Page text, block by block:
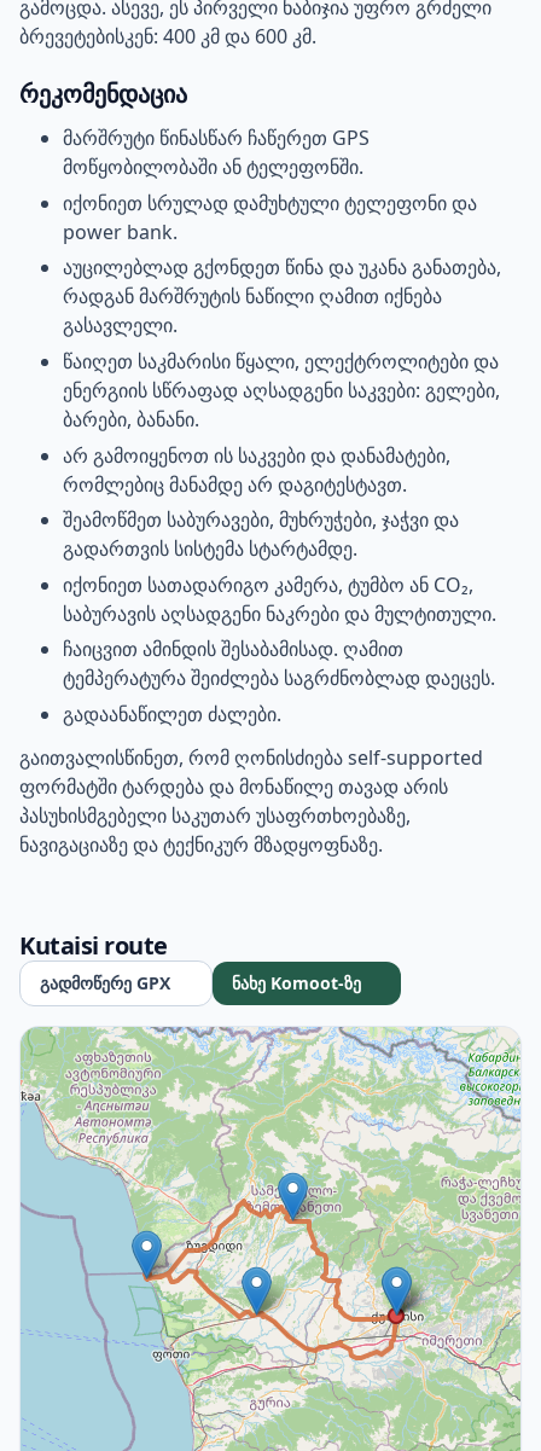
გამოცდა. ასევე, ეს პირველი ნაბიჯია უფრო გრძელი
ბრევეტებისკენ: 400 კმ და 600 კმ.
რეკომენდაცია
მარშრუტი წინასწარ ჩაწერეთ GPS
მოწყობილობაში ან ტელეფონში.
იქონიეთ სრულად დამუხტული ტელეფონი და
power bank.
აუცილებლად გქონდეთ წინა და უკანა განათება,
რადგან მარშრუტის ნაწილი ღამით იქნება
გასავლელი.
წაიღეთ საკმარისი წყალი, ელექტროლიტები და
ენერგიის სწრაფად აღსადგენი საკვები: გელები,
ბარები, ბანანი.
არ გამოიყენოთ ის საკვები და დანამატები,
რომლებიც მანამდე არ დაგიტესტავთ.
შეამოწმეთ საბურავები, მუხრუჭები, ჯაჭვი და
გადართვის სისტემა სტარტამდე.
იქონიეთ სათადარიგო კამერა, ტუმბო ან CO₂,
საბურავის აღსადგენი ნაკრები და მულტითული.
ჩაიცვით ამინდის შესაბამისად. ღამით
ტემპერატურა შეიძლება საგრძნობლად დაეცეს.
გადაანაწილეთ ძალები.
გაითვალისწინეთ, რომ ღონისძიება self-supported
ფორმატში ტარდება და მონაწილე თავად არის
პასუხისმგებელი საკუთარ უსაფრთხოებაზე,
ნავიგაციაზე და ტექნიკურ მზადყოფნაზე.
Kutaisi route
გადმოწერე GPX ნახე Komoot-ზე
+
−